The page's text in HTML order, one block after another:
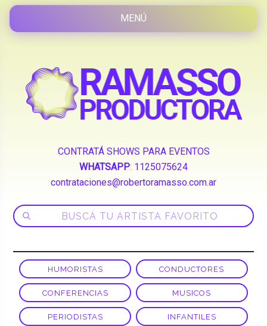
CONTRATÁ SHOWS PARA EVENTOS
WHATSAPP: 1125075624
contrataciones@robertoramasso.com.ar
HUMORISTAS CONDUCTORES
CONFERENCIAS MUSICOS
PERIODISTAS INFANTILES